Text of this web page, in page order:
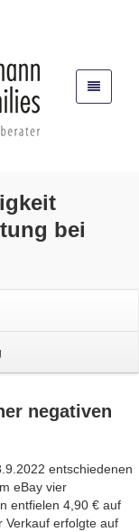
bei
negativen
entschiedenen
eBay vier
entfielen 4,90 € auf
Verkauf erfolgte auf